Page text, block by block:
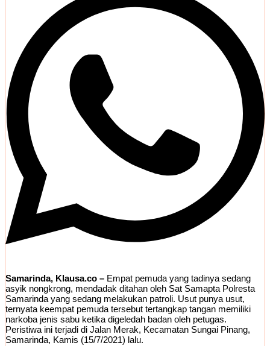
Samarinda, Klausa.co – Empat pemuda yang tadinya sedang
asyik nongkrong, mendadak ditahan oleh Sat Samapta Polresta
Samarinda yang sedang melakukan patroli. Usut punya usut,
ternyata keempat pemuda tersebut tertangkap tangan memiliki
narkoba jenis sabu ketika digeledah badan oleh petugas.
Peristiwa ini terjadi di Jalan Merak, Kecamatan Sungai Pinang,
Samarinda, Kamis (15/7/2021) lalu.